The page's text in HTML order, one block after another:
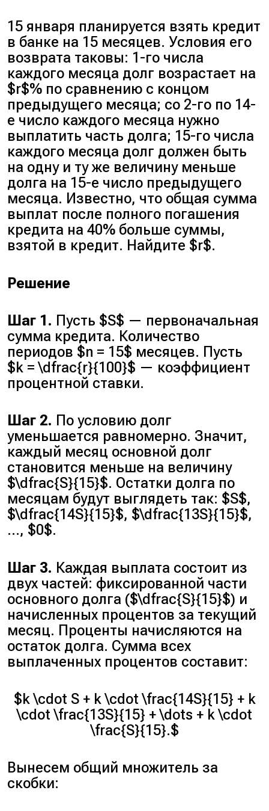
15 января планируется взять кредит
в банке на 15 месяцев. Условия его
возврата таковы: 1-го числа
каждого месяца долг возрастает на
$r$% по сравнению с концом
предыдущего месяца; со 2-го по 14-
е число каждого месяца нужно
выплатить часть долга; 15-го числа
каждого месяца долг должен быть
на одну и ту же величину меньше
долга на 15-е число предыдущего
месяца. Известно, что общая сумма
выплат после полного погашения
кредита на 40% больше суммы,
взятой в кредит. Найдите $r$.
Решение
Шаг 1. Пусть $S$ — первоначальная
сумма кредита. Количество
периодов $n = 15$ месяцев. Пусть
$k = \dfrac{r}{100}$ — коэффициент
процентной ставки.
Шаг 2. По условию долг
уменьшается равномерно. Значит,
каждый месяц основной долг
становится меньше на величину
$\dfrac{S}{15}$. Остатки долга по
месяцам будут выглядеть так: $S$,
$\dfrac{14S}{15}$, $\dfrac{13S}{15}$,
…, $0$.
Шаг 3. Каждая выплата состоит из
двух частей: фиксированной части
основного долга ($\dfrac{S}{15}$) и
начисленных процентов за текущий
месяц. Проценты начисляются на
остаток долга. Сумма всех
выплаченных процентов составит:
$k \cdot S + k \cdot \frac{14S}{15} + k
\cdot \frac{13S}{15} + \dots + k \cdot
\frac{S}{15}.$
Вынесем общий множитель за
скобки: